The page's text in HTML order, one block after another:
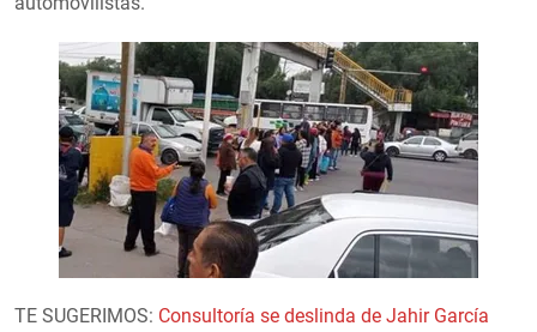
TE SUGERIMOS: Consultoría se deslinda de Jahir García